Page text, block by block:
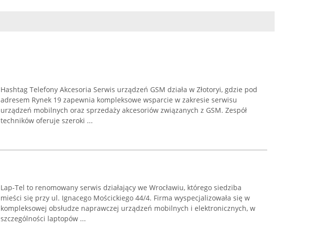
Hashtag Telefony Akcesoria Serwis urządzeń GSM działa w Złotoryi, gdzie pod
adresem Rynek 19 zapewnia kompleksowe wsparcie w zakresie serwisu
urządzeń mobilnych oraz sprzedaży akcesoriów związanych z GSM. Zespół
techników oferuje szeroki ...
Lap-Tel to renomowany serwis działający we Wrocławiu, którego siedziba
mieści się przy ul. Ignacego Mościckiego 44/4. Firma wyspecjalizowała się w
kompleksowej obsłudze naprawczej urządzeń mobilnych i elektronicznych, w
szczególności laptopów ...